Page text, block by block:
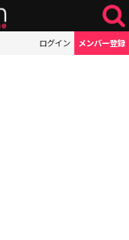
ログイン メンバー登録